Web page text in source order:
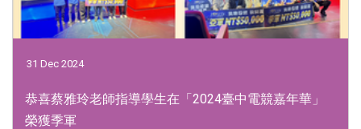
31 Dec 2024
恭喜蔡雅玲老師指導學生在「2024臺中電競嘉年華」
榮獲季軍